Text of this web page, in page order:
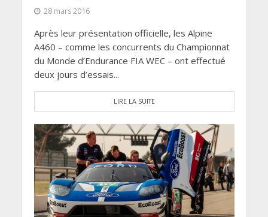
28 mars 2016
Après leur présentation officielle, les Alpine
A460 – comme les concurrents du Championnat
du Monde d’Endurance FIA WEC – ont effectué
deux jours d’essais...
LIRE LA SUITE